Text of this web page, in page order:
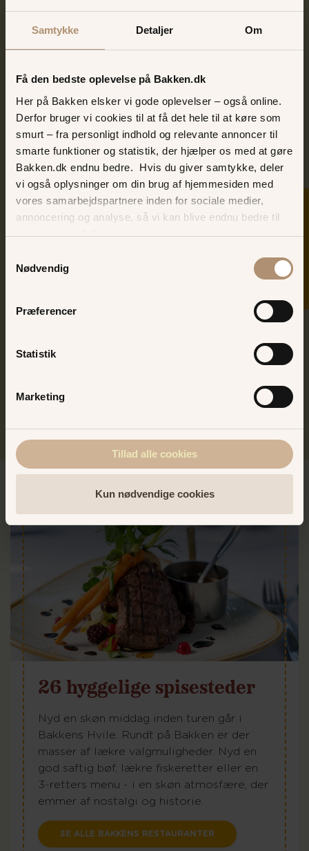
Samtykke Detaljer Om
Få den bedste oplevelse på Bakken.dk
Her på Bakken elsker vi gode oplevelser – også online.
Derfor bruger vi cookies til at få det hele til at køre som
smurt – fra personligt indhold og relevante annoncer til
smarte funktioner og statistik, der hjælper os med at gøre
Bakken.dk endnu bedre. Hvis du giver samtykke, deler
vi også oplysninger om din brug af hjemmesiden med
vores samarbejdspartnere inden for sociale medier,
annoncering og analyse, så vi kan blive endnu bedre til
næste gang, du besøger os.
Nødvendig
Præferencer
Statistik
Marketing
Tillad alle cookies
Kun nødvendige cookies
SKER I DAG
Igen i år er den skønne Ann Farholt på scenen i
Bakkens Hvile - hun indtager med sin mørke stemme
og skønne jazz-rytmer scenen med en timing, humor
og musik, som du ikke finder noget andet sted.
Sus er skuespiller, koreograf, instruktør - og kan nu
også skrive Bakkesangerinde på CV'et. Med sin skønne
både nye og gamle bakkesange fortolkes. Og mon
ikke det også bliver til en duet eller to med Ann
26 hyggelige spisesteder
Nyd en skøn middag inden turen går i
Bakkens Hvile. Rundt på Bakken er der
masser af lækre valgmuligheder. Nyd en
god saftig bøf, lækre fiskeretter eller en
3-retters menu - i en skøn atmosfære, der
emmer af nostalgi og historie.
SE ALLE BAKKENS RESTAURANTER